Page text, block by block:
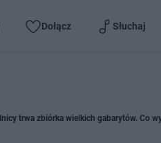
Dołącz Słuchaj
trwa zbiórka wielkich gabarytów. Co